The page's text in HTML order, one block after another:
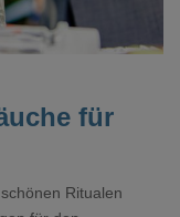
für
Ritualen